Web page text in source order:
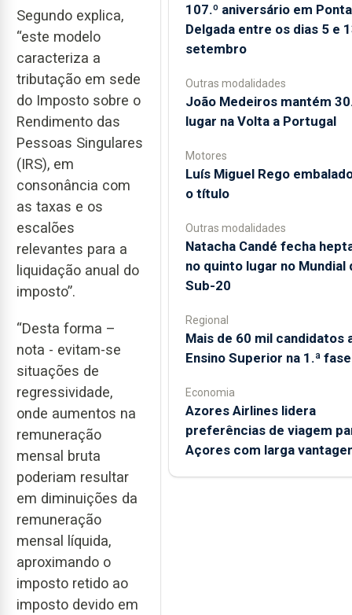
Segundo explica,
“este modelo
caracteriza a
tributação em sede
do Imposto sobre o
Rendimento das
Pessoas Singulares
(IRS), em
consonância com
as taxas e os
escalões
relevantes para a
liquidação anual do
imposto”.
“Desta forma –
nota - evitam-se
situações de
regressividade,
onde aumentos na
remuneração
mensal bruta
poderiam resultar
em diminuições da
remuneração
mensal líquida,
aproximando o
imposto retido ao
imposto devido em
107.º aniversário em Ponta
Delgada entre os dias 5 e
setembro
Outras modalidades
João Medeiros mantém
lugar na Volta a Portugal
Motores
Luís Miguel Rego
o título
Outras modalidades
Natacha Candé fecha
no quinto lugar no Mundial
Sub-20
Regional
Mais de 60 mil candidatos
Ensino Superior na 1.ª fase
Economia
Azores Airlines lidera
preferências de viagem
Açores com larga